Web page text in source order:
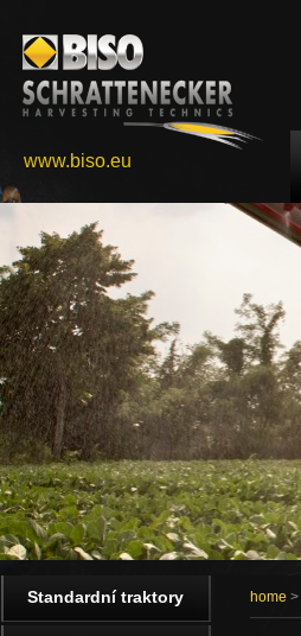
www.biso.eu
home >
Standardní traktory